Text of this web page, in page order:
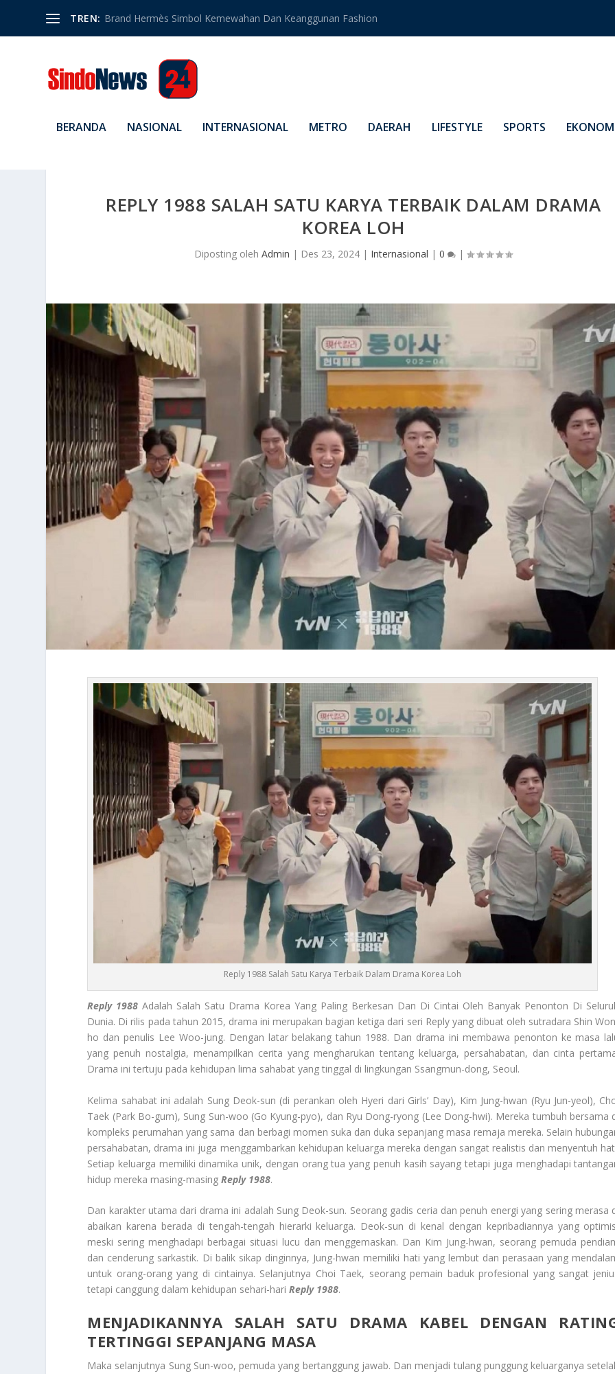
TREN: Brand Hermès Simbol Kemewahan Dan Keanggunan Fashion
BERANDA NASIONAL INTERNASIONAL METRO DAERAH LIFESTYLE SPORTS
REPLY 1988 SALAH SATU KARYA TERBAIK DALAM DRAMA
KOREA LOH
Diposting olehAdmin | Des 23, 2024 | Internasional |0 |
Reply 1988 Salah Satu Karya Terbaik Dalam Drama Korea Loh
Reply 1988 Adalah Salah Satu Drama Korea Yang Paling Berkesan Dan Di Cintai Oleh Banyak Penonton Di
Dunia. Di rilis pada tahun 2015, drama ini merupakan bagian ketiga dari seri Reply yang dibuat oleh sutradara Shin
ho dan penulis Lee Woo-jung. Dengan latar belakang tahun 1988. Dan drama ini membawa penonton ke masa
yang penuh nostalgia, menampilkan cerita yang mengharukan tentang keluarga, persahabatan, dan cinta
Drama ini tertuju pada kehidupan lima sahabat yang tinggal di lingkungan Ssangmun-dong, Seoul.
Kelima sahabat ini adalah Sung Deok-sun (di perankan oleh Hyeri dari Girls’ Day), Kim Jung-hwan (Ryu Jun-yeol),
Taek (Park Bo-gum), Sung Sun-woo (Go Kyung-pyo), dan Ryu Dong-ryong (Lee Dong-hwi). Mereka tumbuh bersama
kompleks perumahan yang sama dan berbagi momen suka dan duka sepanjang masa remaja mereka. Selain
persahabatan, drama ini juga menggambarkan kehidupan keluarga mereka dengan sangat realistis dan menyentuh
Setiap keluarga memiliki dinamika unik, dengan orang tua yang penuh kasih sayang tetapi juga menghadapi
hidup mereka masing-masing Reply 1988.
Dan karakter utama dari drama ini adalah Sung Deok-sun. Seorang gadis ceria dan penuh energi yang sering merasa
abaikan karena berada di tengah-tengah hierarki keluarga. Deok-sun di kenal dengan kepribadiannya yang
meski sering menghadapi berbagai situasi lucu dan menggemaskan. Dan Kim Jung-hwan, seorang pemuda
dan cenderung sarkastik. Di balik sikap dinginnya, Jung-hwan memiliki hati yang lembut dan perasaan yang
untuk orang-orang yang di cintainya. Selanjutnya Choi Taek, seorang pemain baduk profesional yang sangat
tetapi canggung dalam kehidupan sehari-hari Reply 1988.
MENJADIKANNYA SALAH SATU DRAMA KABEL DENGAN
TERTINGGI SEPANJANG MASA
Maka selanjutnya Sung Sun-woo, pemuda yang bertanggung jawab. Dan menjadi tulang punggung keluarganya